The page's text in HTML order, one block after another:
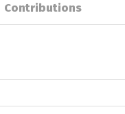
Contributions